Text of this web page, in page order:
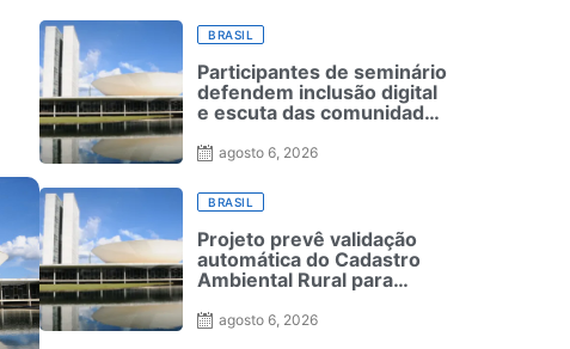
BRASIL
Participantes de seminário
defendem inclusão digital
e escuta das comunidades
favelas
agosto 6, 2026
BRASIL
Projeto prevê validação
automática do Cadastro
Ambiental Rural para
agosto 6, 2026